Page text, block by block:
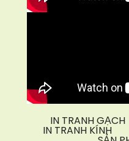
IN TRANH GẠCH
IN TRANH KÍNH